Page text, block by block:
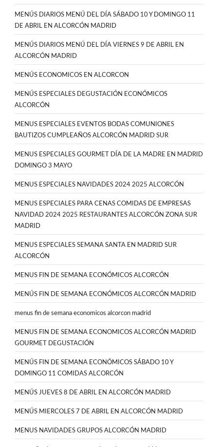
MENÚS DIARIOS MENÚ DEL DÍA SÁBADO 10 Y DOMINGO 11
DE ABRIL EN ALCORCÓN MADRID
MENÚS DIARIOS MENÚ DEL DÍA VIERNES 9 DE ABRIL EN
ALCORCÓN MADRID
MENÚS ECONOMICOS EN ALCORCON
MENÚS ESPECIALES DEGUSTACIÓN ECONÓMICOS
ALCORCÓN
MENUS ESPECIALES EVENTOS BODAS COMUNIONES
BAUTIZOS CUMPLEAÑOS ALCORCÓN MADRID SUR
MENUS ESPECIALES GOURMET DÍA DE LA MADRE EN MADRID
DOMINGO 3 MAYO
MENUS ESPECIALES NAVIDADES 2024 2025 ALCORCÓN
MENUS ESPECIALES PARA CENAS COMIDAS DE EMPRESAS
NAVIDAD 2024 2025 RESTAURANTES ALCORCÓN ZONA SUR
MADRID
MENUS ESPECIALES SEMANA SANTA EN MADRID SUR
ALCORCÓN
MENUS FIN DE SEMANA ECONÓMICOS ALCORCÓN
MENÚS FIN DE SEMANA ECONÓMICOS ALCORCÓN MADRID
menus fin de semana economicos alcorcon madrid
MENUS FIN DE SEMANA ECONOMICOS ALCORCÓN MADRID
GOURMET DEGUSTACIÓN
MENÚS FIN DE SEMANA ECONÓMICOS SÁBADO 10 Y
DOMINGO 11 COMIDAS ALCORCÓN
MENÚS JUEVES 8 DE ABRIL EN ALCORCÓN MADRID
MENÚS MIERCOLES 7 DE ABRIL EN ALCORCÓN MADRID
MENUS NAVIDADES GRUPOS ALCORCÓN MADRID